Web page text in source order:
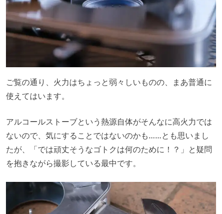
ご覧の通り、火力はちょっと弱々しいものの、まあ普通に
使えてはいます。
アルコールストーブという熱源自体がそんなに高火力では
ないので、気にすることではないのかも……とも思いまし
たが、「では頑丈そうなゴトクは何のために！？」と疑問
を抱きながら撮影している最中です。